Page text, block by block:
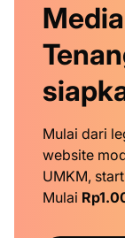
Mulai dari
website
UMKM,
Mulai